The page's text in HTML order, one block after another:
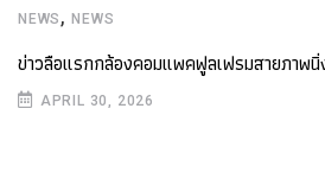
NEWS ,NEWS
ข่าวลือแรกกล้องคอมแพคฟูลเฟรมสายภาพนิ่
APRIL 30, 2026